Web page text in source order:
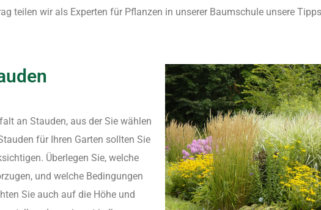
teilen wir als Experten für Pflanzen in unserer Baumschule unsere
an Stauden, aus der Sie wählen
für Ihren Garten sollten Sie
Überlegen Sie, welche
und welche Bedingungen
Sie auch auf die Höhe und